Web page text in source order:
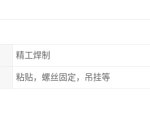
精工焊制
粘贴，螺丝固定，吊挂等